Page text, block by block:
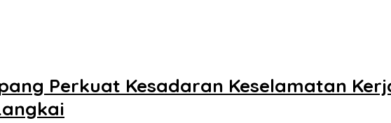
Perkuat Kesadaran Keselamatan